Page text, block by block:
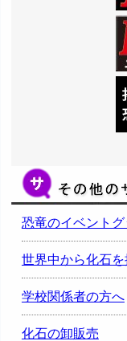
恐竜のイベント
世界中から化石を
学校関係者の方へ
化石の卸販売